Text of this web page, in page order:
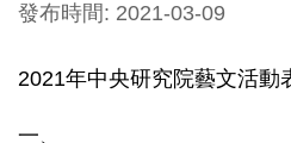
發布時間: 2021-03-09
2021年中央研究院藝文活動
一、